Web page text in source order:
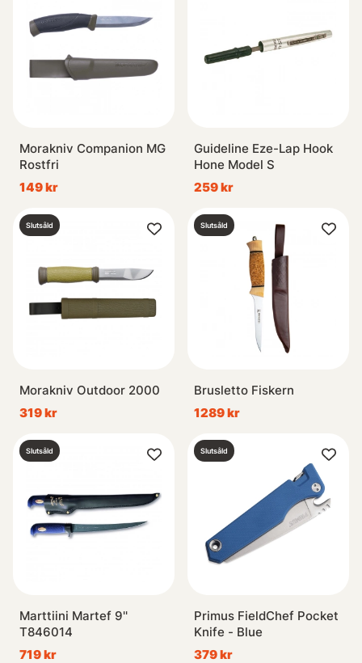
Morakniv Companion MG
Rostfri
149 kr
Guideline Eze-Lap Hook
Hone Model S
259 kr
Slutsåld
Morakniv Outdoor 2000
319 kr
Slutsåld
Brusletto Fiskern
1289 kr
Slutsåld
Marttiini Martef 9''
T846014
719 kr
Slutsåld
Primus FieldChef Pocket
Knife - Blue
379 kr